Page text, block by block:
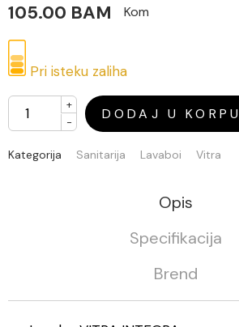
105.00 BAM
Kom
Pri isteku zaliha
+
-
DODAJ U KORPU
Kategorija Sanitarija Lavaboi Vitra
Opis
Specifikacija
Brend